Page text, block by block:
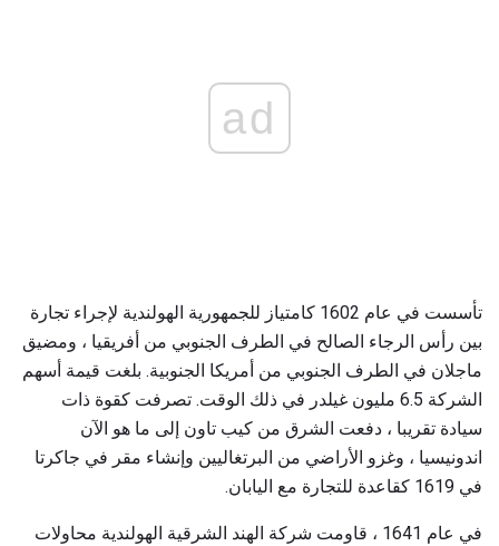
ad
تأسست في عام 1602 كامتياز للجمهورية الهولندية لإجراء تجارة
بين رأس الرجاء الصالح في الطرف الجنوبي من أفريقيا ، ومضيق
ماجلان في الطرف الجنوبي من أمريكا الجنوبية. بلغت قيمة أسهم
الشركة 6.5 مليون غيلدر في ذلك الوقت. تصرفت كقوة ذات
سيادة تقريبا ، دفعت الشرق من كيب تاون إلى ما هو الآن
اندونيسيا ، وغزو الأراضي من البرتغاليين وإنشاء مقر في جاكرتا
في 1619 كقاعدة للتجارة مع اليابان.
في عام 1641 ، قاومت شركة الهند الشرقية الهولندية محاولات